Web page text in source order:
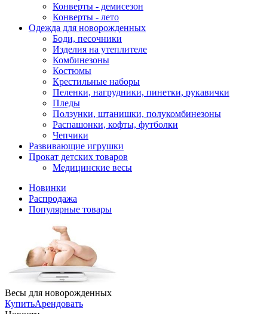
Конверты - демисезон
Конверты - лето
Одежда для новорожденных
Боди, песочники
Изделия на утеплителе
Комбинезоны
Костюмы
Крестильные наборы
Пеленки, нагрудники, пинетки, рукавички
Пледы
Ползунки, штанишки, полукомбинезоны
Распашонки, кофты, футболки
Чепчики
Развивающие игрушки
Прокат детских товаров
Медицинские весы
Новинки
Распродажа
Популярные товары
Весы для новорожденных
КупитьАрендовать